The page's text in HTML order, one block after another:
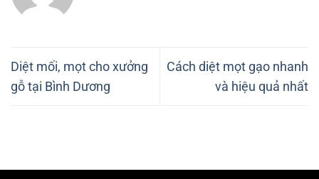
Diệt mối, mọt cho xưởng
gỗ tại Bình Dương
Cách diệt mọt gạo nhanh
và hiệu quả nhất